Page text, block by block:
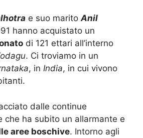
e suo maritoAnil
hanno acquistato un
di 121 ettari all’interno
. Ci troviamo in un
, in India, in cui vivono
dalle continue
che ha subito un allarmante e
aree boschive. Intorno agli